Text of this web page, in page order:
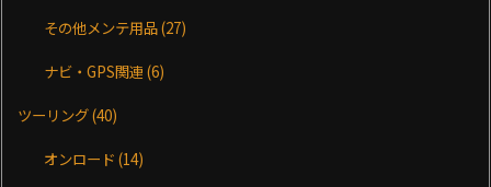
その他メンテ用品(27)
ナビ・GPS関連(6)
ツーリング(40)
オンロード(14)